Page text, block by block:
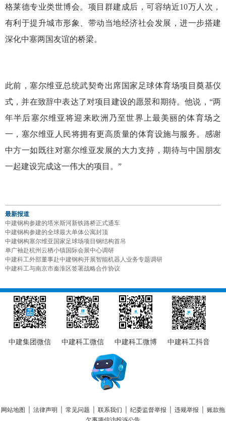
格莱德专业类世博会。项目群建成后，可容纳近10万人次，
有利于提升城市形象、带动当地经济社会发展，进一步搭建
深化中塞两国友谊的桥梁。
此前，塞尔维亚总统武契奇出席国家足球体育场项目奠基仪
式，并在致辞中表达了对项目建设的愿景和期待。他说，“两
年半后塞尔维亚将迎来欧洲乃至世界上最美丽的体育场之
一，塞尔维亚人民将拥有更高质量的体育设施与服务。感谢
中方一如既往对塞尔维亚发展的大力支持，期待与中国朋友
一起建设完成这一伟大的项目。”
最新报道
中建钢构参建的塔米斯河新铁路桥正式通车
中建钢构参建的全球最大单体公寓封顶
中建钢构塞尔维亚国家足球场项目钢结构首吊
单广袖赴杭州云栖小镇国际会展中心调研
中建科工外部董事赴中建钢构开展智能机器人业务专题调研
中建科工与南京市秦淮区签署战略合作协议
中建集团微信 中建科工微信 中建科工微博 中建科工抖音
网站地图 法律声明 常见问题 联系我们 纪委监督举报 违规举报
账款拖